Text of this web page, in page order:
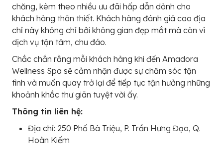
chăng, kèm theo nhiều ưu đãi hấp dẫn dành cho
khách hàng thân thiết. Khách hàng đánh giá cao địa
chỉ này không chỉ bởi không gian đẹp mắt mà còn vì
dịch vụ tận tâm, chu đáo.
Chắc chắn rằng mỗi khách hàng khi đến Amadora
Wellness Spa sẽ cảm nhận được sự chăm sóc tận
tình và muốn quay trở lại để tiếp tục tận hưởng những
khoảnh khắc thư giãn tuyệt vời ấy.
Thông tin liên hệ:
Địa chỉ: 250 Phố Bà Triệu, P. Trần Hưng Đạo, Q.
Hoàn Kiếm